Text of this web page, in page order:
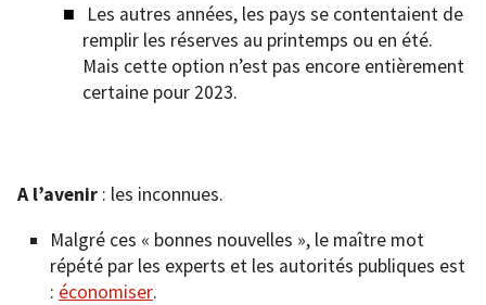
Les autres années, les pays se contentaient de
remplir les réserves au printemps ou en été.
Mais cette option n’est pas encore entièrement
certaine pour 2023.
A l’avenir : les inconnues.
Malgré ces « bonnes nouvelles », le maître mot
répété par les experts et les autorités publiques est
: économiser.